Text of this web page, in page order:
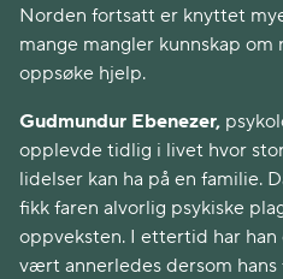
Norden fortsatt er knyttet
mange mangler kunnskap om
oppsøke hjelp.
Gudmundur Ebenezer,
opplevde tidlig i livet hvor
lidelser kan ha på en familie.
fikk faren alvorlig psykiske
oppveksten. I ettertid har
vært annerledes dersom